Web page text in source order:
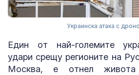
Украинска атака с
Един от най-големите
удари срещу регионите на
Москва, е отнел